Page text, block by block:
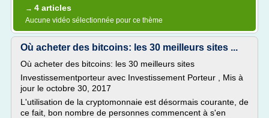
→ 4 articles
Aucune vidéo sélectionnée pour ce thème
Où acheter des bitcoins: les 30 meilleurs sites ...
Où acheter des bitcoins: les 30 meilleurs sites
Investissementporteur avec Investissement Porteur , Mis à
jour le octobre 30, 2017
L'utilisation de la cryptomonnaie est désormais courante, de
ce fait, bon nombre de personnes commencent à s'en